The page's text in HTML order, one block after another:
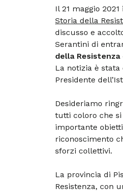
Il 21 maggio
Storia della
discusso e
Serantini di
della
La notizia è
Presidente
Desideriamo
tutti coloro che
importante
riconoscimento
sforzi collettivi.
La provincia di
Resistenza, con